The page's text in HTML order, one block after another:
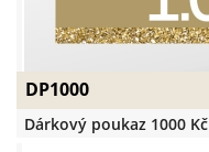
DP1000
Dárkový poukaz 1000 Kč